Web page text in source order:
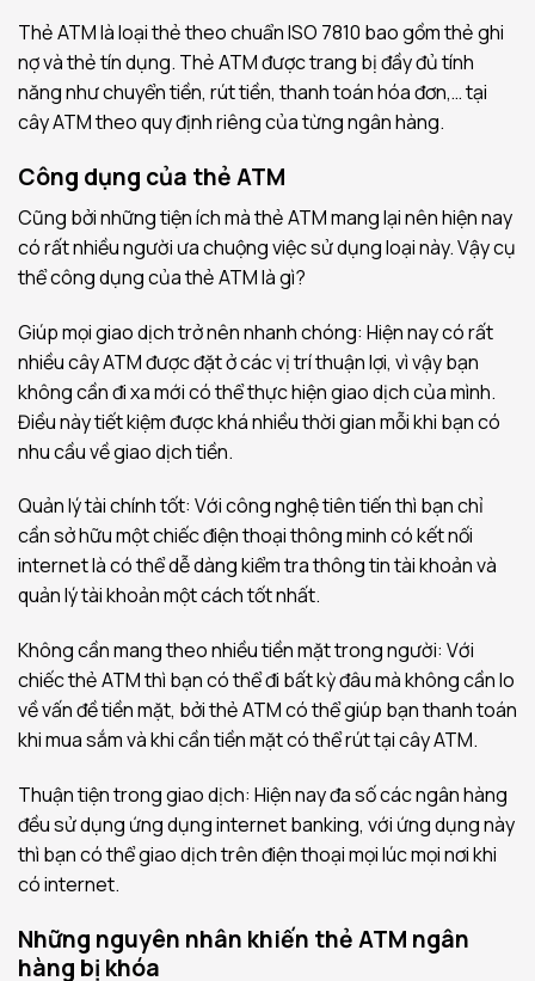
Thẻ ATM là loại thẻ theo chuẩn ISO 7810 bao gồm thẻ ghi
nợ và thẻ tín dụng. Thẻ ATM được trang bị đầy đủ tính
năng như chuyển tiền, rút tiền, thanh toán hóa đơn,… tại
cây ATM theo quy định riêng của từng ngân hàng.
Công dụng của thẻ ATM
Cũng bởi những tiện ích mà thẻ ATM mang lại nên hiện nay
có rất nhiều người ưa chuộng việc sử dụng loại này. Vậy cụ
thể công dụng của thẻ ATM là gì?
Giúp mọi giao dịch trở nên nhanh chóng: Hiện nay có rất
nhiều cây ATM được đặt ở các vị trí thuận lợi, vì vậy bạn
không cần đi xa mới có thể thực hiện giao dịch của mình.
Điều này tiết kiệm được khá nhiều thời gian mỗi khi bạn có
nhu cầu về giao dịch tiền.
Quản lý tài chính tốt: Với công nghệ tiên tiến thì bạn chỉ
cần sở hữu một chiếc điện thoại thông minh có kết nối
internet là có thể dễ dàng kiểm tra thông tin tài khoản và
quản lý tài khoản một cách tốt nhất.
Không cần mang theo nhiều tiền mặt trong người: Với
chiếc thẻ ATM thì bạn có thể đi bất kỳ đâu mà không cần lo
về vấn đề tiền mặt, bởi thẻ ATM có thể giúp bạn thanh toán
khi mua sắm và khi cần tiền mặt có thể rút tại cây ATM.
Thuận tiện trong giao dịch: Hiện nay đa số các ngân hàng
đều sử dụng ứng dụng internet banking, với ứng dụng này
thì bạn có thể giao dịch trên điện thoại mọi lúc mọi nơi khi
có internet.
Những nguyên nhân khiến thẻ ATM ngân
hàng bị khóa